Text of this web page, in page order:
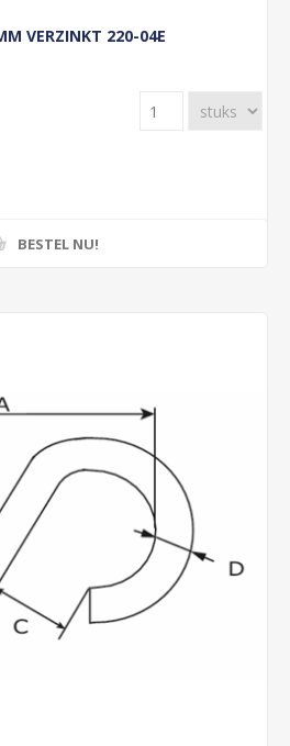
VERZINKT 220-04E
BESTEL NU!